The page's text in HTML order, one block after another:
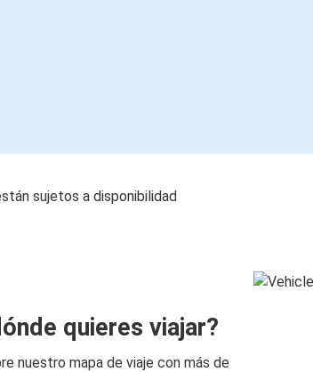
sujetos a disponibilidad
quieres viajar?
nuestro mapa de viaje con más de